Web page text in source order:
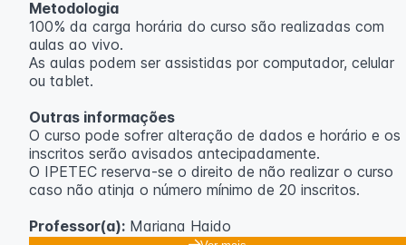
Metodologia
100% da carga horária do curso são realizadas com
aulas ao vivo.
As aulas podem ser assistidas por computador, celular
ou tablet.
Outras informações
O curso pode sofrer alteração de dados e horário e os
inscritos serão avisados ​​antecipadamente.
O IPETEC reserva-se o direito de não realizar o curso
caso não atinja o número mínimo de 20 inscritos.
Professor(a): Mariana Haido